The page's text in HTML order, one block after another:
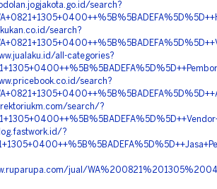
search?
search?
all-categories?
search?
search/?
?
jual/